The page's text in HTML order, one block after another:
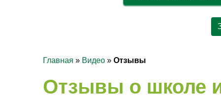
Главная » Видео » Отзывы
Отзывы о школе